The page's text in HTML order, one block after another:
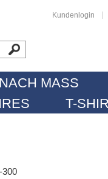
Kundenlogin
MASS
T-